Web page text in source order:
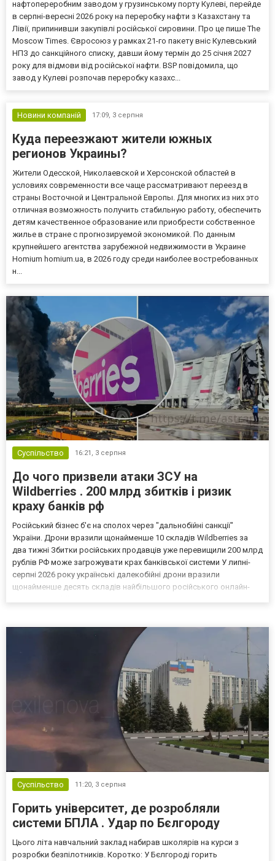
нафтопереробним заводом у грузинському порту Кулеві, перейде
в серпні-вересні 2026 року на переробку нафти з Казахстану та
Лівії, припинивши закупівлі російської сировини. Про це пише The
Moscow Times. Євросоюз у рамках 21-го пакету вніс Кулевський
НПЗ до санкційного списку, давши йому термін до 25 січня 2027
року для відмови від російської нафти. BSP повідомила, що
завод у Кулеві розпочав переробку казахс...
Новини компаній 17:09, 3 серпня
Куда переезжают жители южных
регионов Украины?
Жители Одесской, Николаевской и Херсонской областей в
условиях современности все чаще рассматривают переезд в
страны Восточной и Центральной Европы. Для многих из них это
отличная возможность получить стабильную работу, обеспечить
детям качественное образование или приобрести собственное
жилье в стране с прогнозируемой экономикой. По данным
крупнейшего агентства зарубежной недвижимости в Украине
Homium homium.ua, в 2026 году среди наиболее востребованных
н...
Суспільство 16:21, 3 серпня
До чого призвели атаки ЗСУ на
Wildberries . 200 млрд збитків і ризик
краху банків рф
Російський бізнес б'є на сполох через "дальнобійні санкції"
України. Дрони вразили щонайменше 10 складів Wildberries за
два тижні Збитки російських продавців уже перевищили 200 млрд
рублів РФ може загрожувати крах банківської системи У липні-
серпні 2026 року українські далекобійні дрони вразили
щонайменше десять складів найбільшого російського онлайн-
Суспільство 11:20, 3 серпня
Горить університет, де розробляли
системи БПЛА . Удар по Бєлгороду
Цього літа навчальний заклад набирав школярів на курси з
розробки безпілотників. Коротко: У Бєлгороді горить